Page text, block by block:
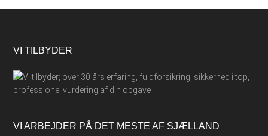
Footer
VI TILBYDER
VI ARBEJDER PÅ DET MESTE AF SJÆLLAND